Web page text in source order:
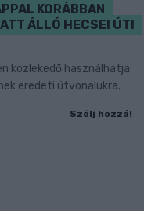
KORÁBBAN
ÁLLÓ HECSEI ÚTI
közlekedő használhatja
eredeti útvonalukra.
Szólj hozzá!